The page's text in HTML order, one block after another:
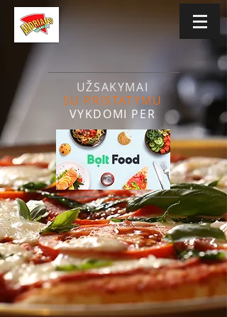
UŽSAKYMAI
SU PRISTATYMU
VYKDOMI PER